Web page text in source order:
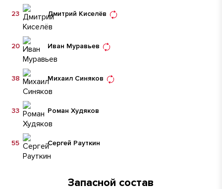
Дмитрий Киселёв
23
Иван Муравьев
20
Михаил Синяков
38
Роман Худяков
33
Сергей Рауткин
55
Запасной состав